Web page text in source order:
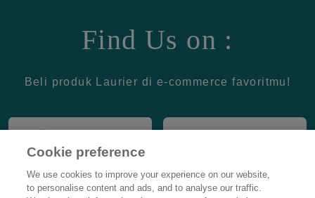
Find Us on :
Beli produk Laurier di e-commerce favoritmu!
Cookie preference
We use cookies to improve your experience on our website,
to personalise content and ads, and to analyse our traffic.